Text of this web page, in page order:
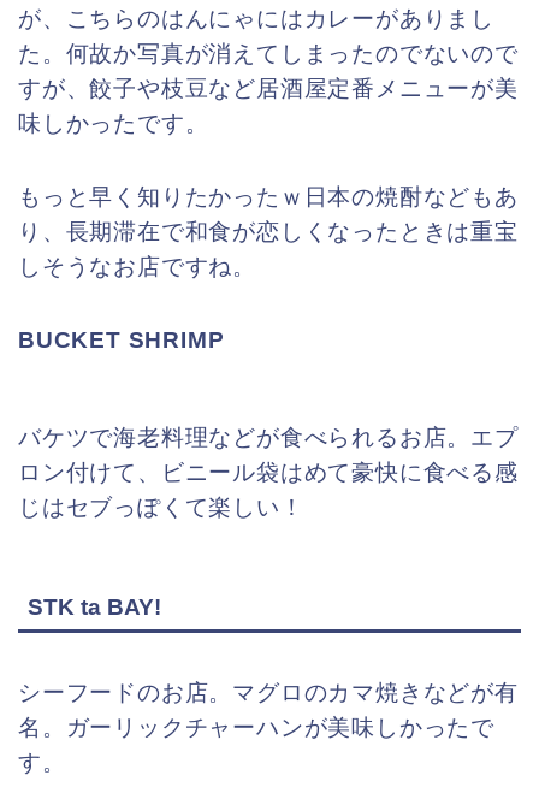
が、こちらのはんにゃにはカレーがありまし
た。何故か写真が消えてしまったのでないので
すが、餃子や枝豆など居酒屋定番メニューが美
味しかったです。
もっと早く知りたかったｗ 日本の焼酎などもあ
り、長期滞在で和食が恋しくなったときは重宝
しそうなお店ですね。
BUCKET SHRIMP
バケツで海老料理などが食べられるお店。エプ
ロン付けて、ビニール袋はめて豪快に食べる感
じはセブっぽくて楽しい！
STK ta BAY!
シーフードのお店。マグロのカマ焼きなどが有
名。ガーリックチャーハンが美味しかったで
す。